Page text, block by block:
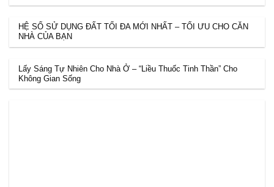
HỆ SỐ SỬ DỤNG ĐẤT TỐI ĐA MỚI NHẤT – TỐI ƯU CHO CĂN
NHÀ CỦA BẠN
Lấy Sáng Tự Nhiên Cho Nhà Ở – “Liều Thuốc Tinh Thần” Cho
Không Gian Sống